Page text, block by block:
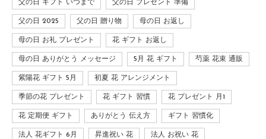
父の日 ギフト いつまで 父の日 プレゼント 準備
父の日 2025 父の日 贈り物 母の日 お返し
母の日 お礼 プレゼント 花 ギフト お返し
母の日 ありがとう メッセージ 5月 花 ギフト 芍薬 花束 通販
紫陽花 ギフト 5月 初夏 花 アレンジメント
季節の花 プレゼント 花 ギフト 習慣 花 プレゼント 月1
花 定期便 ギフト ありがとう 伝え方 ギフト 習慣化
法人 花ギフト 6月 昇進祝い 花 法人 お祝い 花